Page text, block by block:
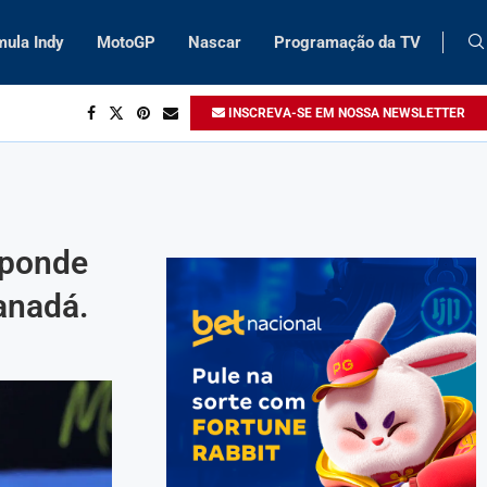
Indy MotoGP Nascar Programação da TV
INSCREVA-SE EM NOSSA NEWSLETTER